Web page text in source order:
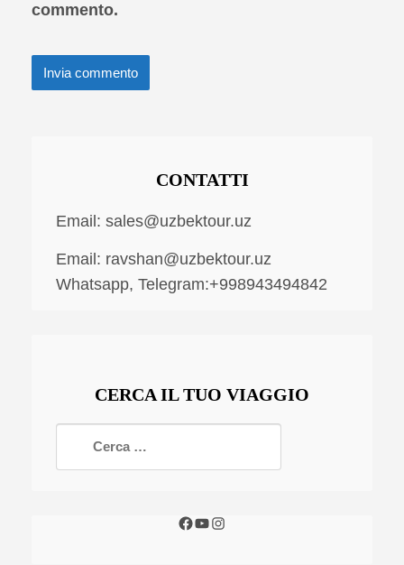
commento.
CONTATTI
Email: sales@uzbektour.uz
Email: ravshan@uzbektour.uz
Whatsapp, Telegram:+998943494842
CERCA IL TUO VIAGGIO